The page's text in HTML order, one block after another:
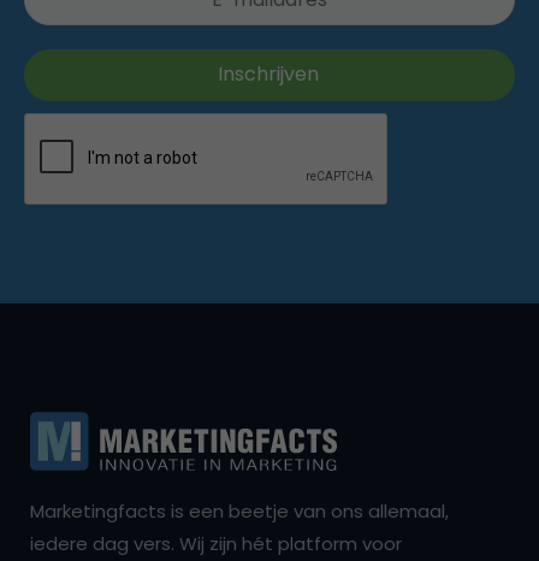
Marketingfacts is een beetje van ons allemaal,
iedere dag vers. Wij zijn hét platform voor